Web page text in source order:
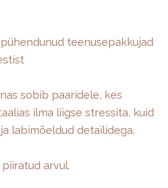
teenusepakkujad
sobib paaridele, kes
ilma liigse stressita, kuid
labimõeldud detailidega.
arvul.